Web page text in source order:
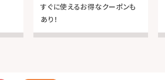
すぐに使えるお得なクーポンも
あり！